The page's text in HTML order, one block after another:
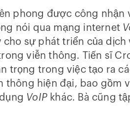
phong được công
nói qua mạng internet
sự phát triển của dịch
viễn thông. Tiến sĩ
trọng trong việc tạo ra
thông hiện đại, bao gồm
VoIP khác. Bà cũng